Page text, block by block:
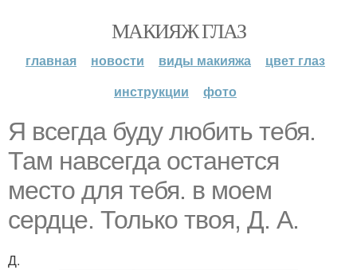
МАКИЯЖ ГЛАЗ
главная новости виды макияжа
цвет глаз
инструкции
фото
Я всегда буду любить тебя.
Там навсегда останется
место для тебя. в моем
сердце. Только твоя, Д. А.
Д.